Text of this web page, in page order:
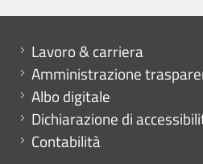
Mini menu di servizio
Lavoro & carriera
Amministrazione
Albo digitale
Dichiarazione di
Contabilità